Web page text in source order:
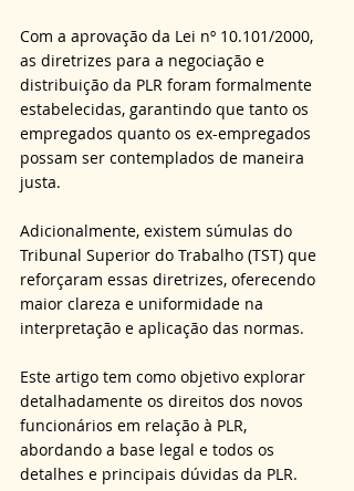
Com a aprovação da Lei nº 10.101/2000,
as diretrizes para a negociação e
distribuição da PLR foram formalmente
estabelecidas, garantindo que tanto os
empregados quanto os ex-empregados
possam ser contemplados de maneira
justa.
Adicionalmente, existem súmulas do
Tribunal Superior do Trabalho (TST) que
reforçaram essas diretrizes, oferecendo
maior clareza e uniformidade na
interpretação e aplicação das normas.
Este artigo tem como objetivo explorar
detalhadamente os direitos dos novos
funcionários em relação à PLR,
abordando a base legal e todos os
detalhes e principais dúvidas da PLR.